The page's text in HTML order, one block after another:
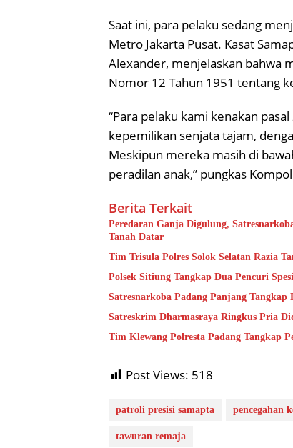
Saat ini, para pelaku sedang
Metro Jakarta Pusat. Kasat
Alexander, menjelaskan bahwa
Nomor 12 Tahun 1951 tentang
“Para pelaku kami kenakan
kepemilikan senjata tajam,
Meskipun mereka masih di
peradilan anak,” pungkas
Berita Terkait
Peredaran Ganja Digulung,
Tanah Datar
Tim Trisula Polres Solok Selatan Razia
Polsek Sitiung Tangkap Dua Pencuri
Satresnarkoba Padang Panjang
Satreskrim Dharmasraya Ringkus Pria
Tim Klewang Polresta Padang Tangkap
Post Views: 518
patroli presisi samapta pencegahan
tawuran remaja